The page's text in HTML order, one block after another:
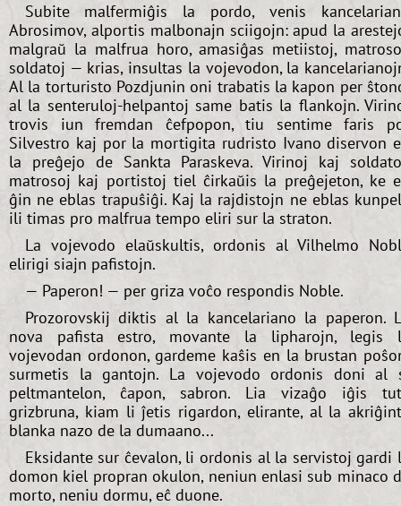
Subite malfermiĝis la pordo, venis
Abrosimov, alportis malbonajn sciigojn: apud la
malgraŭ la malfrua horo, amasiĝas metiistoj,
soldatoj — krias, insultas la vojevodon, la
Al la torturisto Pozdjunin oni trabatis la kapon per
al la senteruloj-helpantoj same batis la flankojn.
trovis iun fremdan ĉefpopon, tiu sentime faris
Silvestro kaj por la mortigita rudristo Ivano diservon
la preĝejo de Sankta Paraskeva. Virinoj kaj
matrosoj kaj portistoj tiel ĉirkaŭis la preĝejeton, ke
ĝin ne eblas trapuŝiĝi. Kaj la rajdistojn ne eblas
ili timas pro malfrua tempo eliri sur la straton.
La vojevodo elaŭskultis, ordonis al Vilhelmo
elirigi siajn pafistojn.
— Paperon! — per griza voĉo respondis Noble.
Prozorovskij diktis al la kancelariano la paperon.
nova pafista estro, movante la lipharojn, legis
vojevodan ordonon, gardeme kaŝis en la brustan
surmetis la gantojn. La vojevodo ordonis doni al
peltmantelon, ĉapon, sabron. Lia vizaĝo iĝis
grizbruna, kiam li ĵetis rigardon, elirante, al la
blanka nazo de la dumaano...
Eksidante sur ĉevalon, li ordonis al la servistoj gardi
domon kiel propran okulon, neniun enlasi sub minaco
morto, neniu dormu, eĉ duone.